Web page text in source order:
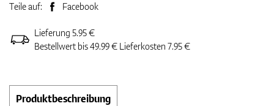
Teile auf: Facebook
Lieferung 5.95 €
Bestellwert bis 49.99 € Lieferkosten 7.95 €
Produktbeschreibung